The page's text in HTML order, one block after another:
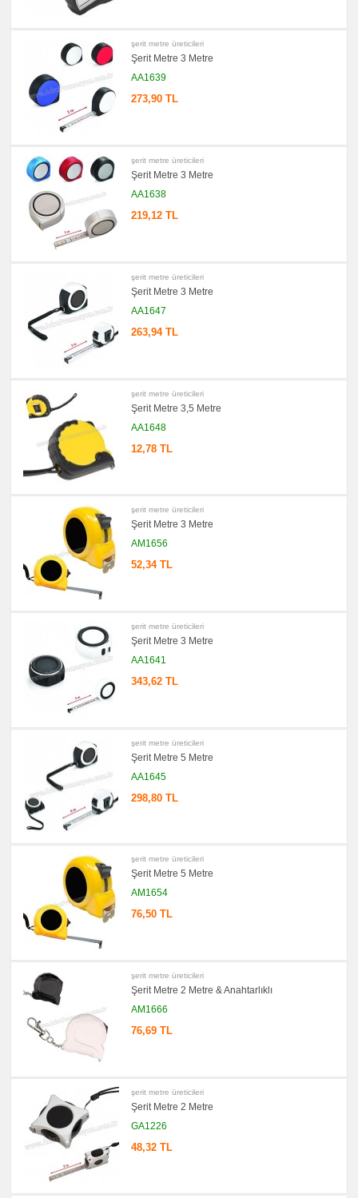
şerit metre üreticileri
Şerit Metre 3 Metre
AA1639
273,90 TL
şerit metre üreticileri
Şerit Metre 3 Metre
AA1638
219,12 TL
şerit metre üreticileri
Şerit Metre 3 Metre
AA1647
263,94 TL
şerit metre üreticileri
Şerit Metre 3,5 Metre
AA1648
12,78 TL
şerit metre üreticileri
Şerit Metre 3 Metre
AM1656
52,34 TL
şerit metre üreticileri
Şerit Metre 3 Metre
AA1641
343,62 TL
şerit metre üreticileri
Şerit Metre 5 Metre
AA1645
298,80 TL
şerit metre üreticileri
Şerit Metre 5 Metre
AM1654
76,50 TL
şerit metre üreticileri
Şerit Metre 2 Metre & Anahtarlıklı
AM1666
76,69 TL
şerit metre üreticileri
Şerit Metre 2 Metre
GA1226
48,32 TL
promosyon
Organizer
promosyon
Matara
&
Termos
&
Bardak
promosyon
Ürünler
promosyon
Anahtarlık
promosyon
Hesap
Makinesi
Manikür
Seti
promosyon
Çakı
&
Feneri
Çakmak
&
Küllük
promosyon
Masa
Çanta
Askısı
Kablosu
promosyon
Flash
Bellek
promosyon
Kalem
Seti
promosyon
Kalemlik
promosyon
Radyo
promosyon
Takvim
Bloknot
promosyon
Para
Tabağı
promosyon
Evrak
Çantası
&
Sekreter
promosyon
Masa
Seti
&
Takımı
promosyon
Yapışkan
Not
Tutucu
promosyon
Bilgisayar
Aksesuarları
promosyon
Diğer
Ürünler